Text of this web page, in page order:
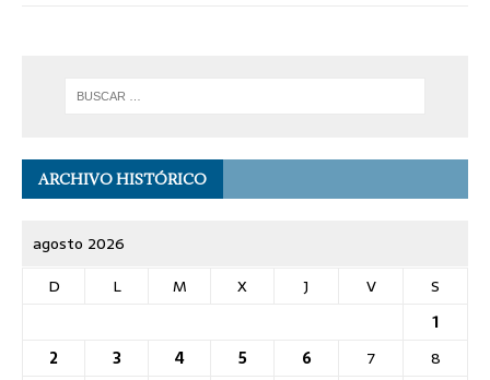
ARCHIVO HISTÓRICO
agosto 2026
D
L M X J V
S
1
2
3 4 5 6 7
8